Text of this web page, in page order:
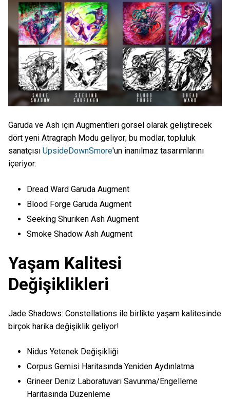
Garuda ve Ash için Augmentleri görsel olarak geliştirecek
dört yeni Atragraph Modu geliyor; bu modlar, topluluk
sanatçısı UpsideDownSmore'un inanılmaz tasarımlarını
içeriyor:
Dread Ward Garuda Augment
Blood Forge Garuda Augment
Seeking Shuriken Ash Augment
Smoke Shadow Ash Augment
Yaşam Kalitesi
Değişiklikleri
Jade Shadows: Constellations ile birlikte yaşam kalitesinde
birçok harika değişiklik geliyor!
Nidus Yetenek Değişikliği
Corpus Gemisi Haritasında Yeniden Aydınlatma
Grineer Deniz Laboratuvarı Savunma/Engelleme
Haritasında Düzenleme